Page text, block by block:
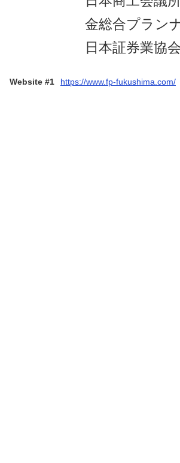
金総合プラン
日本証券業協
Website #1 https://www.fp-fukushima.com/